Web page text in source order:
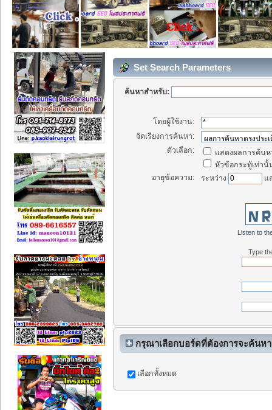
Set Search Parameters
ค้นหาสำหรับ:
โดยผู้ใช้งาน:
จัดเรียงการค้นหา:
ตัวเลือก:
แสดงผลการค้น
หัวข้อกระทู้เท่านั้
อายุข้อความ:
ระหว่าง แ
Listen to
Type
กรุณาเลือกบอร์ดที่ต้องการจะค้นห
เลือกทั้งหมด